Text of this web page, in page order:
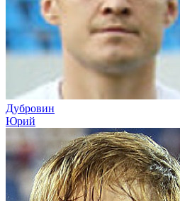
Дубровин
Юрий